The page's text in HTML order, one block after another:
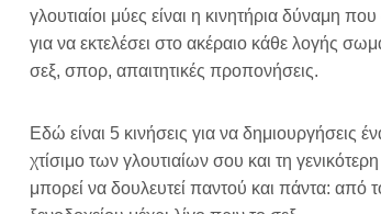
γλουτιαίοι μύες είναι η κινητήρια δύναμη
για να εκτελέσει στο ακέραιο κάθε λογής
σεξ, σπορ, απαιτητικές προπονήσεις.
Εδώ είναι 5 κινήσεις για να δημιουργήσεις
χτίσιμο των γλουτιαίων σου και τη
μπορεί να δουλευτεί παντού και πάντα: από